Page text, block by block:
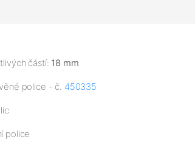
částí: 18 mm
police - č. 450335
police